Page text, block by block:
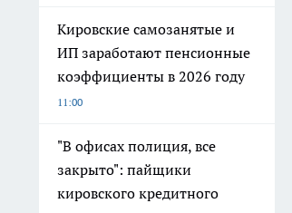
Кировские самозанятые и
ИП заработают пенсионные
коэффициенты в 2026 году
11:00
"В офисах полиция, все
закрыто": пайщики
кировского кредитного